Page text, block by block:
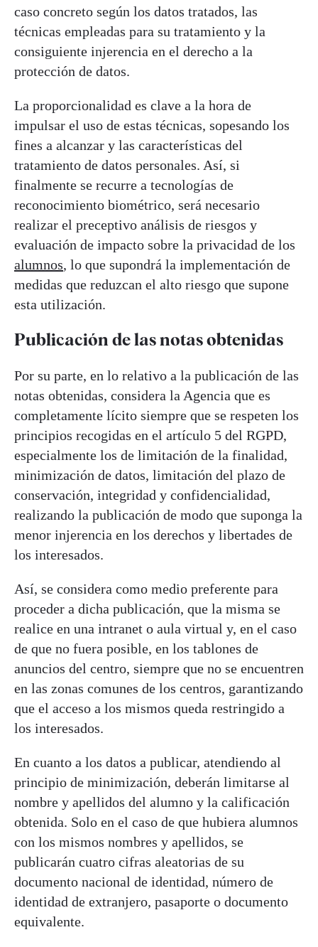
caso concreto según los datos tratados, las
técnicas empleadas para su tratamiento y la
consiguiente injerencia en el derecho a la
protección de datos.
La proporcionalidad es clave a la hora de
impulsar el uso de estas técnicas, sopesando los
fines a alcanzar y las características del
tratamiento de datos personales. Así, si
finalmente se recurre a tecnologías de
reconocimiento biométrico, será necesario
realizar el preceptivo análisis de riesgos y
evaluación de impacto sobre la privacidad de los
alumnos, lo que supondrá la implementación de
medidas que reduzcan el alto riesgo que supone
esta utilización.
Publicación de las notas obtenidas
Por su parte, en lo relativo a la publicación de las
notas obtenidas, considera la Agencia que es
completamente lícito siempre que se respeten los
principios recogidas en el artículo 5 del RGPD,
especialmente los de limitación de la finalidad,
minimización de datos, limitación del plazo de
conservación, integridad y confidencialidad,
realizando la publicación de modo que suponga la
menor injerencia en los derechos y libertades de
los interesados.
Así, se considera como medio preferente para
proceder a dicha publicación, que la misma se
realice en una intranet o aula virtual y, en el caso
de que no fuera posible, en los tablones de
anuncios del centro, siempre que no se encuentren
en las zonas comunes de los centros, garantizando
que el acceso a los mismos queda restringido a
los interesados.
En cuanto a los datos a publicar, atendiendo al
principio de minimización, deberán limitarse al
nombre y apellidos del alumno y la calificación
obtenida. Solo en el caso de que hubiera alumnos
con los mismos nombres y apellidos, se
publicarán cuatro cifras aleatorias de su
documento nacional de identidad, número de
identidad de extranjero, pasaporte o documento
equivalente.